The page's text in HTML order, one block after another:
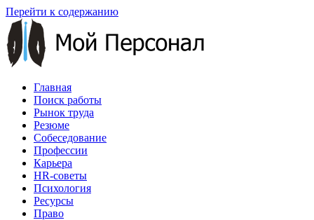
Перейти к содержанию
Главная
Поиск работы
Рынок труда
Резюме
Собеседование
Профессии
Карьера
HR-советы
Психология
Ресурсы
Право